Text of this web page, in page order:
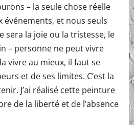
– la seule chose réelle
événements, et nous seuls
sera la joie ou la tristesse, le
– personne ne peut vivre
vivre au mieux, il faut se
et de ses limites. C’est la
J’ai réalisé cette peinture
de la liberté et de l’absence